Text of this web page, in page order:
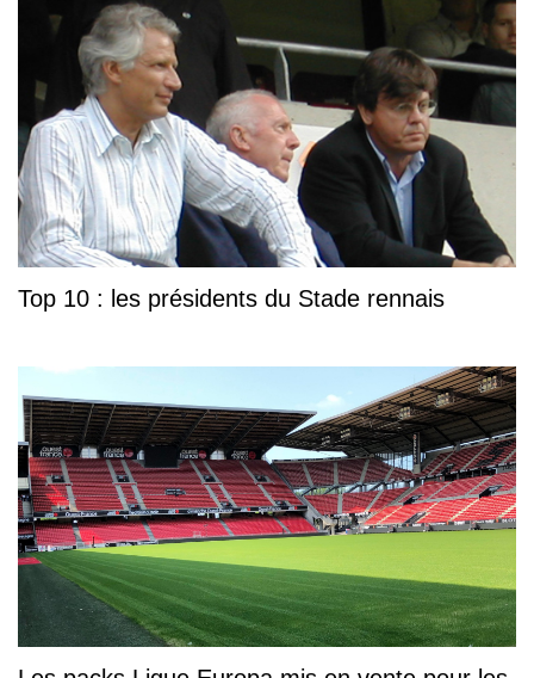
Top 10 : les présidents du Stade rennais